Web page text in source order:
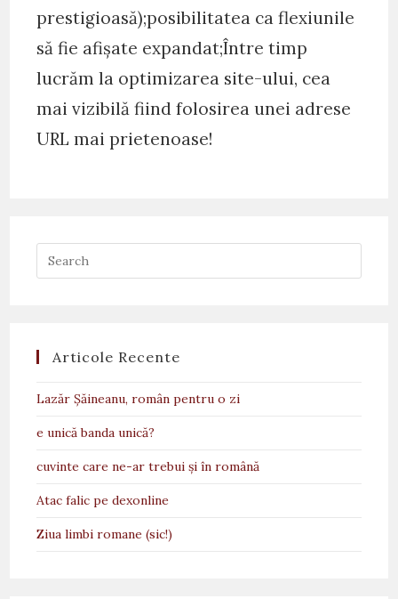
prestigioasă);posibilitatea ca flexiunile
să fie afișate expandat;Între timp
lucrăm la optimizarea site-ului, cea
mai vizibilă fiind folosirea unei adrese
URL mai prietenoase!
Articole Recente
Lazăr Șăineanu, român pentru o zi
e unică banda unică?
cuvinte care ne-ar trebui și în română
Atac falic pe dexonline
Ziua limbi romane (sic!)